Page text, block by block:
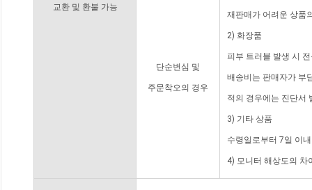
교환 및 환불 가능
단순변심 및
주문착오의 경우
재판매가 어려운 상품
2) 화장품
피부 트러블 발생 시
배송비는 판매자가 부
적의 경우에는 진단서
3) 기타 상품
수령일로부터 7일 이
4) 모니터 해상도의 차